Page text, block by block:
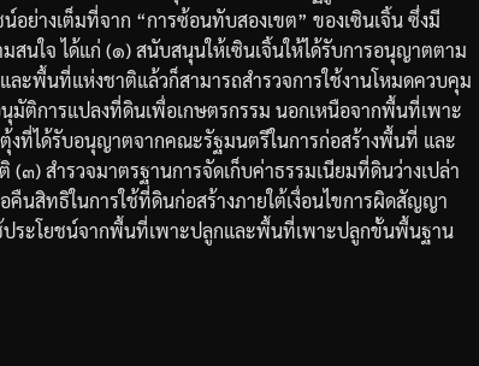
อย่างเต็มที่จาก “การซ้อนทับสองเขต” ของเซินเจิ้นซึ่งมี
สนใจ ได้แก่ (๑)สนับสนุนให้เซินเจิ้นให้ได้รับการอนุญาตตาม
และพื้นที่แห่งชาติแล้วก็สามารถสำรวจการใช้งานโหมดควบคุม
มัติการแปลงที่ดินเพื่อเกษตรกรรม นอกเหนือจากพื้นที่เพาะ
ที่ได้รับอนุญาตจากคณะรัฐมนตรีในการก่อสร้างพื้นที่ และ
(๓)สำรวจมาตรฐานการจัดเก็บค่าธรรมเนียมที่ดินว่างเปล่า
นสิทธิในการใช้ที่ดินก่อสร้างภายใต้เงื่อนไขการผิดสัญญา
ประโยชน์จากพื้นที่เพาะปลูกและพื้นที่เพาะปลูกขั้นพื้นฐาน